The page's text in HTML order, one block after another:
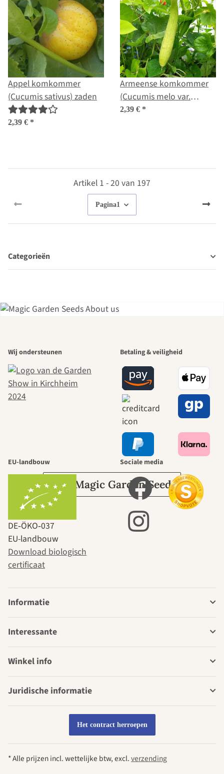
Appel komkommer
(Cucumis sativus) zaden
2,39 € *
Armeense komkommer
(Cucumis melo var.
flexuosus) zaden
2,39 € *
Artikel 1 - 20 van 197
Pagina1
Categorieën
mooiste paden
naar onszelf
leidt door de
tuin.
Over Magic Garden Seeds
Wij ondersteunen Betaling & veiligheid
EU-landbouw
DE‑ÖKO‑037
EU-landbouw
Download biologisch
certificaat
Sociale media
Informatie
Interessante
Winkel info
Juridische informatie
Het contract herroepen
* Alle prijzen incl. wettelijke btw, excl.verzending